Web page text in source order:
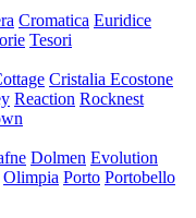
Cromatica Euridice
Tesori
Cristalia Ecostone
Reaction Rocknest
Dolmen Evolution
Olimpia Porto Portobello